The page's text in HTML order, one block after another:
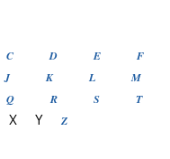
C D E F
J K L M
Q R S T
X Y Z